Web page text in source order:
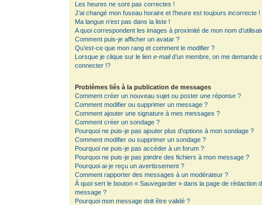
Les heures ne sont pas correctes !
J’ai changé mon fuseau horaire et l’heure est toujours incorrecte !
Ma langue n’est pas dans la liste !
A quoi correspondent les images à proximité de mon nom
Comment puis-je afficher un avatar ?
Qu’est-ce que mon rang et comment le modifier ?
Lorsque je clique sur le lien e-maild’un membre, on me demande
connecter !?
Problèmes liés à la publication de messages
Comment créer un nouveau sujet ou poster une réponse ?
Comment modifier ou supprimer un message ?
Comment ajouter une signature à mes messages ?
Comment créer un sondage ?
Pourquoi ne puis-je pas ajouter plus d’options à mon sondage ?
Comment modifier ou supprimer un sondage ?
Pourquoi ne puis-je pas accéder à un forum ?
Pourquoi ne puis-je pas joindre des fichiers à mon message ?
Pourquoi ai-je reçu un avertissement ?
Comment rapporter des messages à un modérateur ?
À quoi sert le bouton « Sauvegarder » dans la page de rédaction
message ?
Pourquoi mon message doit être validé ?